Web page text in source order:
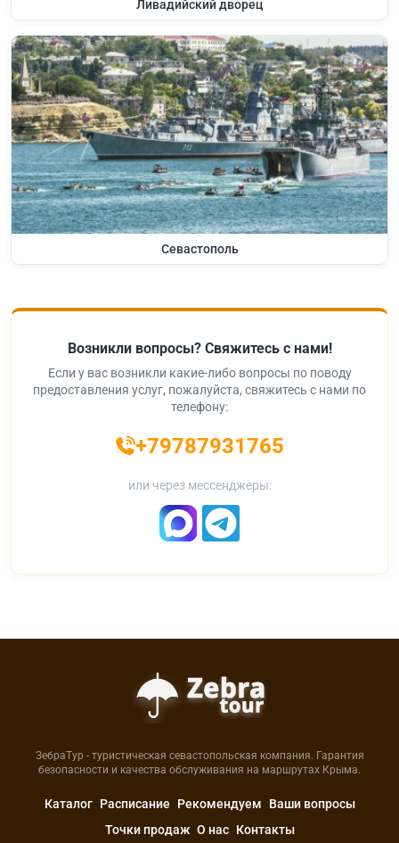
Ливадийский дворец
Севастополь
Возникли вопросы? Свяжитесь с нами!
Если у вас возникли какие-либо вопросы по поводу
предоставления услуг, пожалуйста, свяжитесь с нами по
телефону:
+79787931765
или через мессенджеры:
ЗебраТур - туристическая севастопольская компания. Гарантия
безопасности и качества обслуживания на маршрутах Крыма.
Каталог Расписание Рекомендуем
Ваши вопросы
Точки продаж О нас Контакты